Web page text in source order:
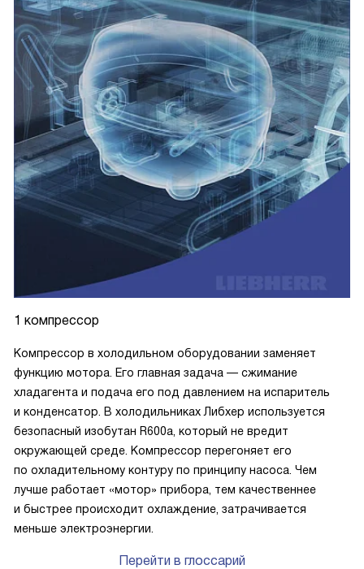
1 компрессор
Компрессор в холодильном оборудовании заменяет
функцию мотора. Его главная задача — сжимание
хладагента и подача его под давлением на испаритель
и конденсатор. В холодильниках Либхер используется
безопасный изобутан R600a, который не вредит
окружающей среде. Компрессор перегоняет его
по охладительному контуру по принципу насоса. Чем
лучше работает «мотор» прибора, тем качественнее
и быстрее происходит охлаждение, затрачивается
меньше электроэнергии.
Перейти в глоссарий